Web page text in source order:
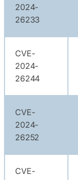
2024-
26233
CVE-
2024-
26244
CVE-
2024-
26252
CVE-